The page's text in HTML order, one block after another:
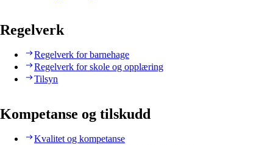
Regelverk
Regelverk for barnehage
Regelverk for skole og opplæring
Tilsyn
Kompetanse og tilskudd
Kvalitet og kompetanse